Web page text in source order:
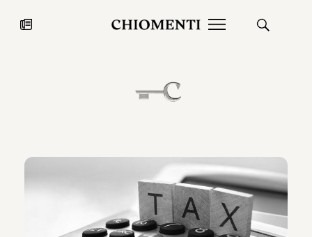
27 LUG 2026